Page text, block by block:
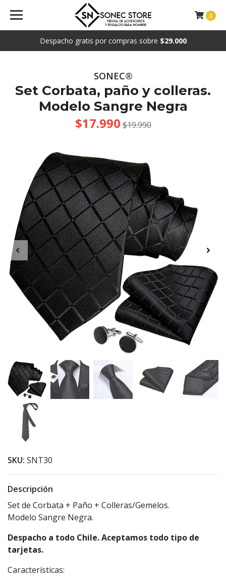
Despacho gratis por compras sobre $29.000
0
SONEC®
Set Corbata, paño y colleras.
Modelo Sangre Negra
$17.990 $19.990
SKU: SNT30
Descripción
Set de Corbata + Paño + Colleras/Gemelos.
Modelo Sangre Negra.
Despacho a todo Chile. Aceptamos todo tipo de
tarjetas.
Características: